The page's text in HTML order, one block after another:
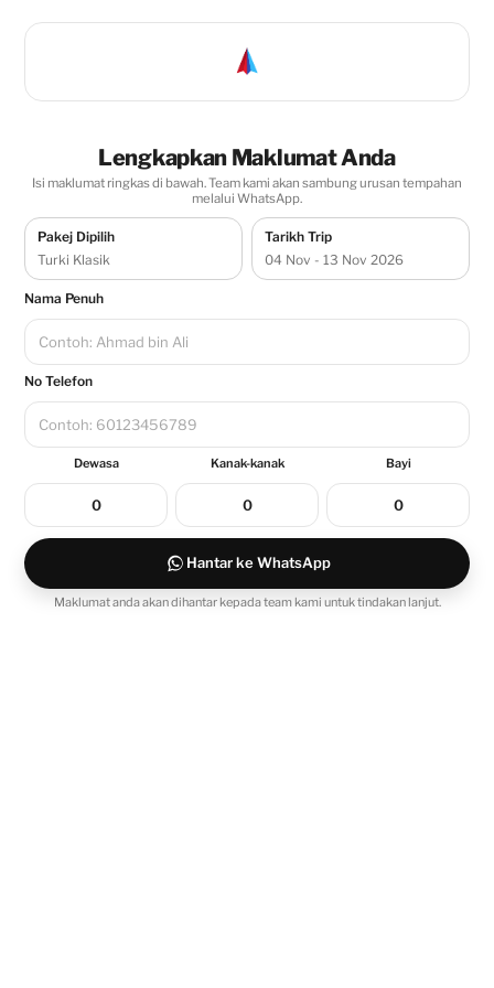
Lengkapkan Maklumat Anda
Isi maklumat ringkas di bawah. Team kami akan sambung urusan tempahan
melalui WhatsApp.
Pakej Dipilih
Turki Klasik
Tarikh Trip
04 Nov - 13 Nov 2026
Nama Penuh
No Telefon
Dewasa Kanak-kanak Bayi
Hantar ke WhatsApp
Maklumat anda akan dihantar kepada team kami untuk tindakan lanjut.